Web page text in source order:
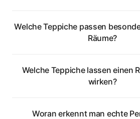
Welche Teppiche passen
Räume?
Welche Teppiche lassen einen
wirken?
Woran erkennt man echte